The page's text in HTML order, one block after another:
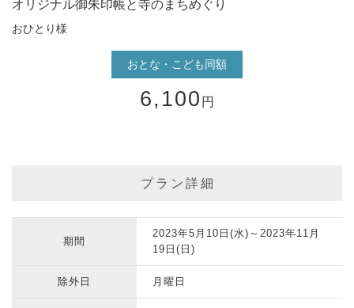
オリジナル御朱印帳と寺のまちめぐり
おひとり様
おとな・こども同額
6,100 円
プラン詳細
期間
2023年5月10日(水)～2023年11月
19日(日)
除外日 月曜日